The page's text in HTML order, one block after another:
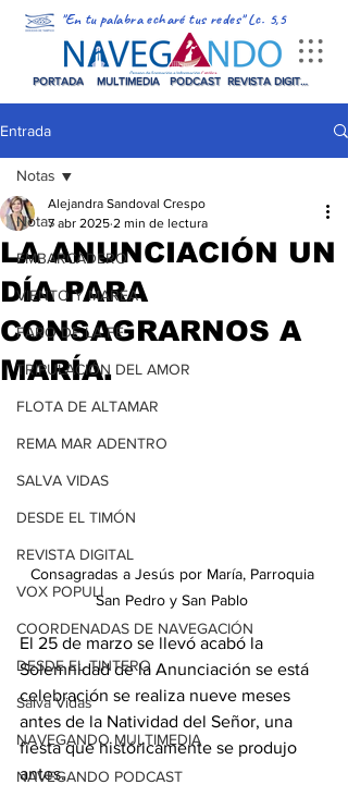
"En tu palabra echaré tus redes" Lc. 5,5
PORTADA MULTIMEDIA PODCAST REVISTA DIGITAL
Entrada
Notas
EMBARCADERO
VIENTO Y MAREA
FARO DE LA FE
TRIPULACIÓN DEL AMOR
FLOTA DE ALTAMAR
REMA MAR ADENTRO
SALVA VIDAS
DESDE EL TIMÓN
REVISTA DIGITAL
VOX POPULI
COORDENADAS DE NAVEGACIÓN
DESDE EL TINTERO
Salva Vidas
NAVEGANDO MULTIMEDIA
NAVEGANDO PODCAST
Notas
LA ANUNCIACIÓN UN
DÍA PARA
CONSAGRARNOS A
MARÍA.
Alejandra Sandoval Crespo
7 abr 2025 2 min de lectura
Consagradas a Jesús por María, Parroquia
San Pedro y San Pablo
El 25 de marzo se llevó acabó la
Solemnidad de la Anunciación se está
celebración se realiza nueve meses
antes de la Natividad del Señor, una
fiesta que históricamente se produjo
antes.